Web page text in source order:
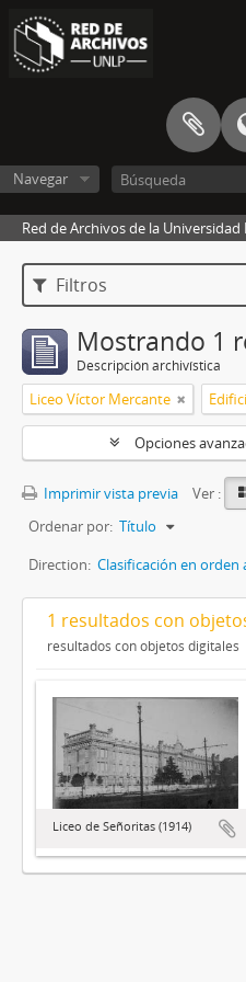
Navegar
Red de Archivos de la
Filtros
Mostrando 1
Descripción archivística
Liceo Víctor Mercante
Opciones
Imprimir vista previa
Ver :
Ordenar por: Título
Direction: Clasificación en orden
1 resultados con
resultados con objetos digitales
Liceo de Señoritas (1914)